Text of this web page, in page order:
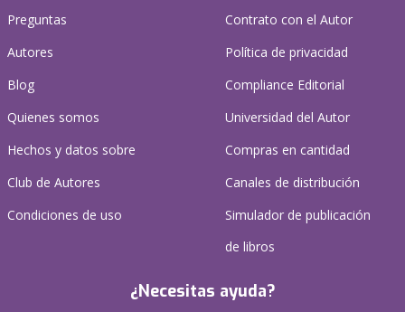
Preguntas
Autores
Blog
Quienes somos
Hechos y datos sobre
Club de Autores
Condiciones de uso
Contrato con el Autor
Política de privacidad
Compliance Editorial
Universidad del Autor
Compras en cantidad
Canales de distribución
Simulador de publicación
de libros
¿Necesitas ayuda?